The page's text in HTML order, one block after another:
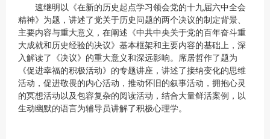
速继明以《在新的历史起点学习领会党的十九届六中全会
精神》为题，讲述了党关于历史问题的两个决议的制定背景、
主要内容与重大意义，在阐述《中共中央关于党的百年奋斗重
大成就和历史经验的决议》基本框架和主要内容的基础上，深
入解读了《决议》的重大意义和深远影响。席居哲作了题为
《促进幸福的积极活动》的专题讲座，讲述了接纳变化的思维
活动，促进敬畏的内心活动，推动怀旧的叙事活动，拥抱心灵
的冥想活动以及包容复杂的阅读活动，结合大量鲜活案例，以
生动幽默的语言为辅导员讲解了积极心理学。